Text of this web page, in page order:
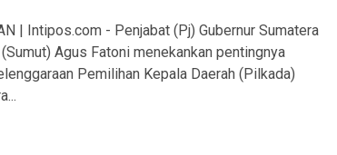
| Intipos.com - Penjabat (Pj) Gubernur Sumatera
Agus Fatoni menekankan pentingnya
Pemilihan Kepala Daerah (Pilkada)